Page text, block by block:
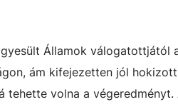
Államok válogatottjától
ám kifejezetten jól
tehette volna a